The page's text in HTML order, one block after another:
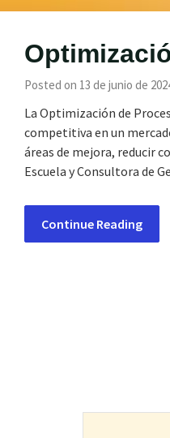
Posted on 13 de junio de
La Optimización de
competitiva en un
áreas de mejora, reducir
Escuela y Consultora de
Continue Reading